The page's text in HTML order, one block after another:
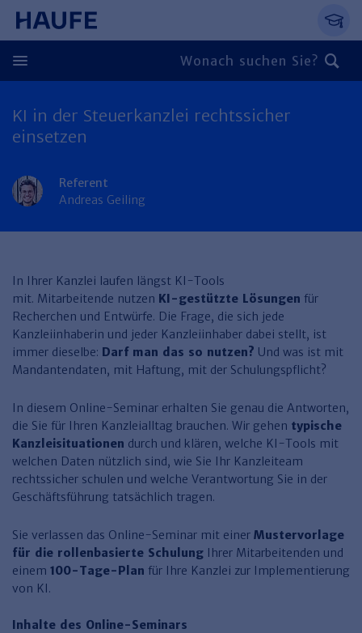
Springe direkt zum Hauptinhalt, zur
Zum Hauptinhalt springen
Zur Navigation springen
Zur Suche springen
Zurück
Personal
Arbeitsrecht
Entgeltabrechnung
Führung
Personalmanagement und
Personalentwicklung und
Talentmanagement
Persönlichkeitsentwicklung
Steuerrecht
Rechnungswesen
Entgeltabrechnung
Software und Tools
Recht & Compliance
Finden Sie Ihr Thema
Familien- und Erbrecht
Rechtsanwaltskanzlei und Gebühren
Verkehrsrecht
Wirtschaftsrecht
Compliance
Insolvenzrecht
Immobilien
Finden Sie Ihr Thema
WEG-Verwaltung
Wohnungswirtschaft
Immobilienverwaltung
Zurück
Öffentlicher Dienst
TV-L
TVöD
Kommunale Finanzen
Zurück
Arbeitsschutz & BGM
Finden Sie Ihr Thema
Arbeitsschutz
Gesundheitsmanagement
Zurück
Produktpräsentationen
Finden Sie Ihr Thema
Haufe Personal Office
KI in der Steuerkanzlei rechtssicher
einsetzen
Referent
Andreas Geiling
​In Ihrer Kanzlei laufen längst KI-Tools
mit. Mitarbeitende nutzen KI-gestützte Lösungen für
Recherchen und Entwürfe. Die Frage, die sich jede
Kanzleiinhaberin und jeder Kanzleiinhaber dabei stellt, ist
immer dieselbe: Darf man das so nutzen? Und was ist mit
Mandantendaten, mit Haftung, mit der Schulungspflicht?
In diesem Online-Seminar erhalten Sie genau die Antworten,
die Sie für Ihren Kanzleialltag brauchen. Wir gehen typische
Kanzleisituationen durch und klären, welche KI-Tools mit
welchen Daten nützlich sind, wie Sie Ihr Kanzleiteam
rechtssicher schulen und welche Verantwortung Sie in der
Geschäftsführung tatsächlich tragen.
Sie verlassen das Online-Seminar mit einer Mustervorlage
für die rollenbasierte Schulung Ihrer Mitarbeitenden und
einem 100-Tage-Plan für Ihre Kanzlei zur Implementierung
von KI.
Inhalte des Online-Seminars